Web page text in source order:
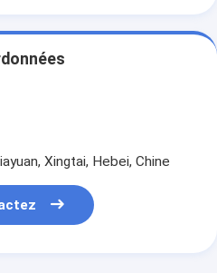
Xingtai, Hebei, Chine